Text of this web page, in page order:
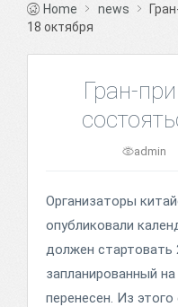
Home news
18 октября
Гран-
admin
Организаторы
опубликовали
должен стартовать
запланированный
перенесен. Из